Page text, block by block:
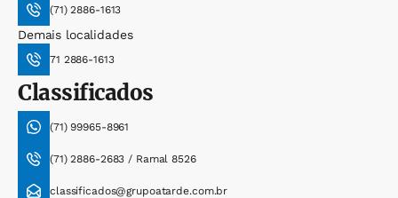
(71) 2886-1613
Demais localidades
71 2886-1613
Classificados
(71) 99965-8961
(71) 2886-2683 / Ramal 8526
classificados@grupoatarde.com.br